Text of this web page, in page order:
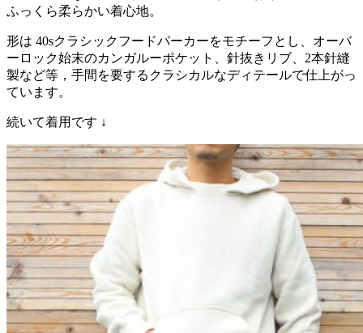
ふっくら柔らかい着心地。
形は 40sクラシックフードパーカーをモチーフとし、オーバ
ーロック始末のカンガルーポケット、針抜きリブ、2本針縫
製など等，手間を要するクラシカルなディテールで仕上がっ
ています。
続いて着用です ↓